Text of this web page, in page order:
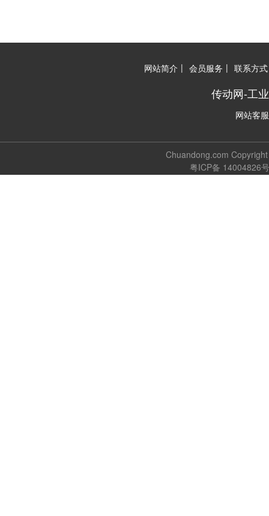
网站简介 | 会员服务 | 联系方式
传动网-工
网站客服
Chuandong.com
粤ICP备 14004826号